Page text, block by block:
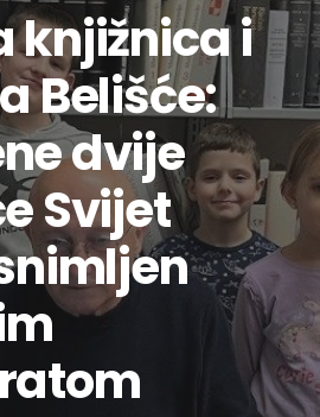
knjižnica i
Belišće:
dvije
Svijet